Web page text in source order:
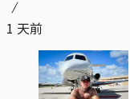
1 天前